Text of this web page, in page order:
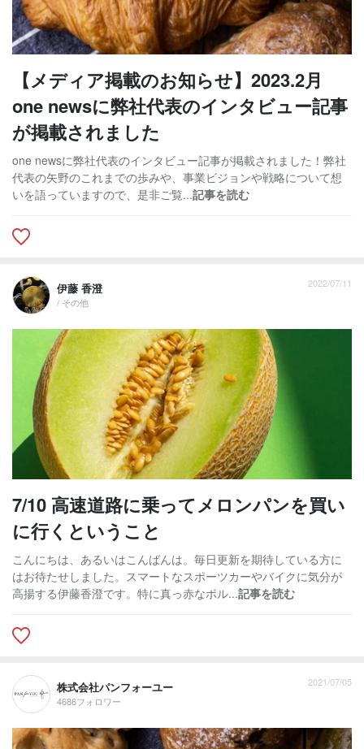
【メディア掲載のお知らせ】2023.2月
one newsに弊社代表のインタビュー記事
が掲載されました
one newsに弊社代表のインタビュー記事が掲載されました！弊社
代表の矢野のこれまでの歩みや、事業ビジョンや戦略について想
いを語っていますので、是非ご覧...記事を読む
伊藤 香澄
/ その他
2022/07/11
7/10 高速道路に乗ってメロンパンを買い
に行くということ
こんにちは、あるいはこんばんは。毎日更新を期待している方に
はお待たせしました。スマートなスポーツカーやバイクに気分が
高揚する伊藤香澄です。特に真っ赤なポル...記事を読む
株式会社パンフォーユー
4686フォロワー
2021/07/05